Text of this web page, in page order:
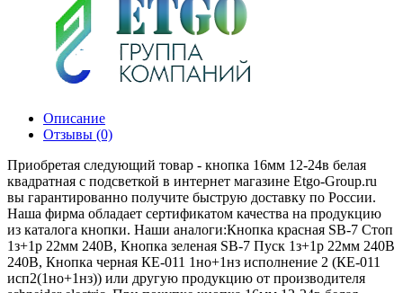
Описание
Отзывы (0)
Приобретая следующий товар - кнопка 16мм 12-24в белая
квадратная с подсветкой в интернет магазине Etgo-Group.ru
вы гарантированно получите быструю доставку по России.
Наша фирма обладает сертификатом качества на продукцию
из каталога кнопки. Наши аналоги:Кнопка красная SВ-7 Стоп
1з+1р 22мм 240В, Кнопка зеленая SВ-7 Пуск 1з+1р 22мм 240В
240В, Кнопка черная КЕ-011 1но+1нз исполнение 2 (КЕ-011
исп2(1но+1нз)) или другую продукцию от производителя